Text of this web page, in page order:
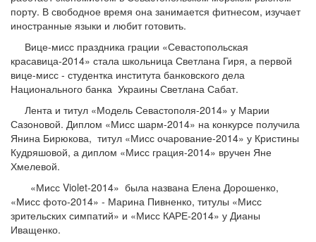
порту. В свободное время она занимается фитнесом, изучает
иностранные языки и любит готовить.
Вице-мисс праздника грации «Севастопольская
красавица-2014» стала школьница Светлана Гиря, а первой
вице-мисс - студентка института банковского дела
Национального банка Украины Светлана Сабат.
Лента и титул «Модель Севастополя-2014» у Марии
Сазоновой. Диплом «Мисс шарм-2014» на конкурсе получила
Янина Бирюкова, титул «Мисс очарование-2014» у Кристины
Кудряшовой, а диплом «Мисс грация-2014» вручен Яне
Хмелевой.
«Мисс Violet-2014» была названа Елена Дорошенко,
«Мисс фото-2014» - Марина Пивненко, титулы «Мисс
зрительских симпатий» и «Мисс КАРЕ-2014» у Дианы
Иващенко.